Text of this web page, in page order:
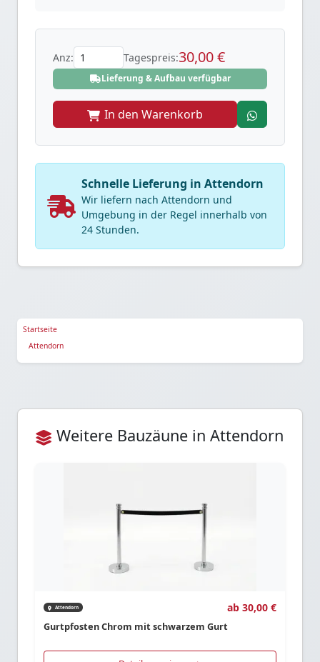
Startseite
Attendorn
Anz: Tagespreis:30,00 €
Lieferung & Aufbau verfügbar
In den Warenkorb
Schnelle Lieferung in Attendorn
Wir liefern nach Attendorn und
Umgebung in der Regel innerhalb von
24 Stunden.
Weitere Bauzäune in Attendorn
Attendorn ab 30,00 €
Gurtpfosten Chrom mit schwarzem Gurt